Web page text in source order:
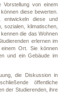
Vorstellung von einem
diese bewerten.
entwickeln diese und
sozialen, klimatischen,
die das Wohnen
erlernen im
Ort. Sie können
und ein Gebäude im
die Diskussion in
öffentliche
der Studierenden, ihre